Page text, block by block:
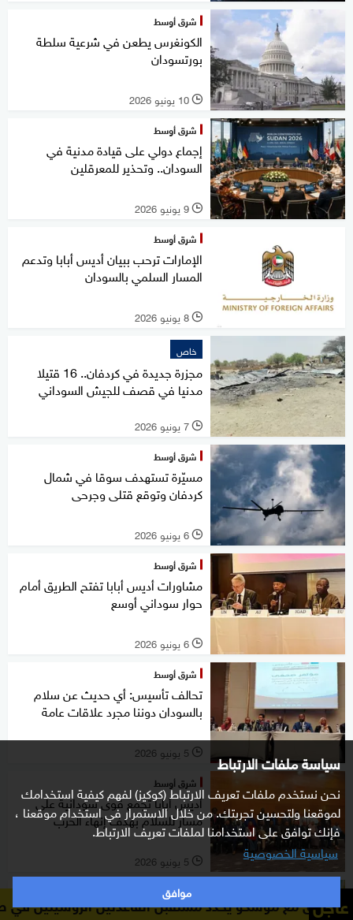
سياسة ملفات الارتباط
نحن نستخدم ملفات تعريف الارتباط (كوكيز) لفهم كيفية استخدامك
لموقعنا ولتحسين تجربتك. من خلال الاستمرار في استخدام موقعنا ،
فإنك توافق على استخدامنا لملفات تعريف الارتباط.
سياسية الخصوصية
موافق
شرق أوسط
الكونغرس يطعن في شرعية سلطة
بورتسودان
l 10 يونيو 2026
شرق أوسط
إجماع دولي على قيادة مدنية في
السودان.. وتحذير للمعرقلين
l 9 يونيو 2026
شرق أوسط
الإمارات ترحب ببيان أديس أبابا وتدعم
المسار السلمي بالسودان
l 8 يونيو 2026
خاص
مجزرة جديدة في كردفان.. 16 قتيلا
مدنيا في قصف للجيش السوداني
l 7 يونيو 2026
شرق أوسط
مسيّرة تستهدف سوقا في شمال
كردفان وتوقع قتلى وجرحى
l 6 يونيو 2026
شرق أوسط
مشاورات أديس أبابا تفتح الطريق أمام
حوار سوداني أوسع
l 6 يونيو 2026
شرق أوسط
تحالف تأسيس: أي حديث عن سلام
بالسودان دوننا مجرد علاقات عامة
l 5 يونيو 2026
شرق أوسط
أديس أبابا تجمع قوى سودانية على
مسار للسلام بهدف إنهاء الحرب
l 5 يونيو 2026
التاسعة
سلاح الفصائل العراقية.. من الحشد عاجليحدد مستقبل القاعدتين الروسيتين في طرطوس وحميميم